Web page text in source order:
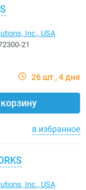
Inc., USA
21
26 шт 4 дня
в избранное
Inc., USA